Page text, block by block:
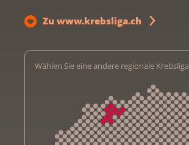
Zu www.krebsliga.ch
Wählen Sie eine andere regionale Krebsliga